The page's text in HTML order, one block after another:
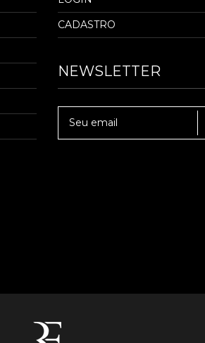
CADASTRO
NEWSLETTER